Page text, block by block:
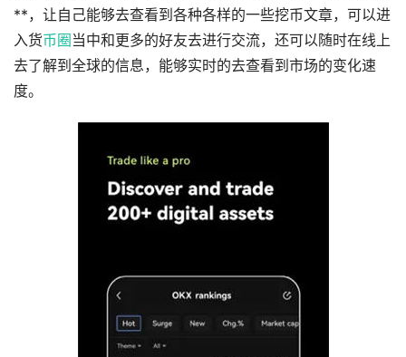
**，让自己能够去查看到各种各样的一些挖币文章，可以进
入货币圈 当中和更多的好友去进行交流，还可以随时在线上
去了解到全球的信息，能够实时的去查看到市场的变化速
度。